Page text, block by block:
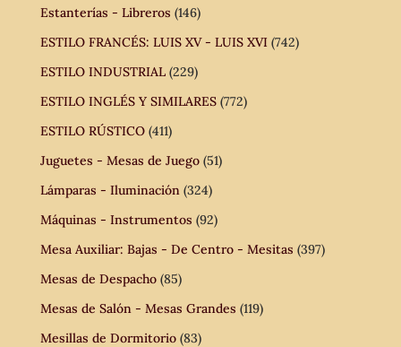
Estanterías - Libreros (146)
ESTILO FRANCÉS: LUIS XV - LUIS XVI (742)
ESTILO INDUSTRIAL (229)
ESTILO INGLÉS Y SIMILARES (772)
ESTILO RÚSTICO (411)
Juguetes - Mesas de Juego (51)
Lámparas - Iluminación (324)
Máquinas - Instrumentos (92)
Mesa Auxiliar: Bajas - De Centro - Mesitas (397)
Mesas de Despacho (85)
Mesas de Salón - Mesas Grandes (119)
Mesillas de Dormitorio (83)